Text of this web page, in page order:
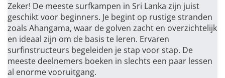
Zeker! De meeste surfkampen in Sri Lanka zijn juist
geschikt voor beginners. Je begint op rustige stranden
zoals Ahangama, waar de golven zacht en overzichtelijk
en ideaal zijn om de basis te leren. Ervaren
surfinstructeurs begeleiden je stap voor stap. De
meeste deelnemers boeken in slechts een paar lessen
al enorme vooruitgang.